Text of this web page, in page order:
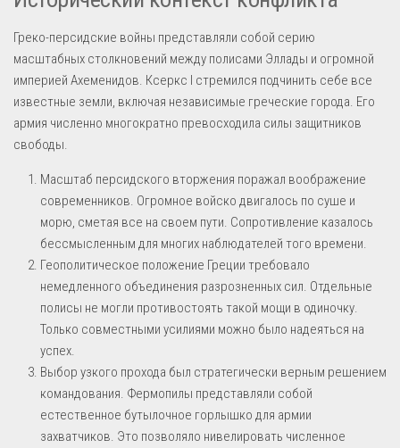
Греко-персидские войны представляли собой серию
масштабных столкновений между полисами Эллады и огромной
империей Ахеменидов. Ксеркс I стремился подчинить себе все
известные земли, включая независимые греческие города. Его
армия численно многократно превосходила силы защитников
свободы.
Масштаб персидского вторжения поражал воображение
современников. Огромное войско двигалось по суше и
морю, сметая все на своем пути. Сопротивление казалось
бессмысленным для многих наблюдателей того времени.
Геополитическое положение Греции требовало
немедленного объединения разрозненных сил. Отдельные
полисы не могли противостоять такой мощи в одиночку.
Только совместными усилиями можно было надеяться на
успех.
Выбор узкого прохода был стратегически верным решением
командования. Фермопилы представляли собой
естественное бутылочное горлышко для армии
захватчиков. Это позволяло нивелировать численное